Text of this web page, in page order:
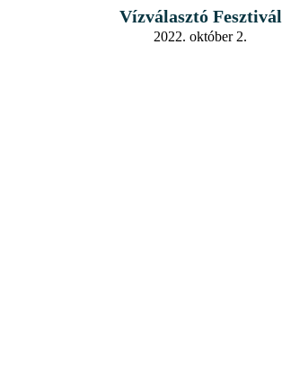
Vízválasztó Fesztivál
2022. október 2.